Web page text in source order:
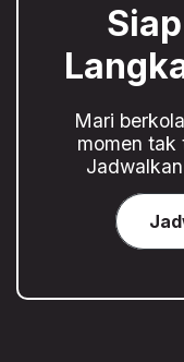
Mari
momen tak